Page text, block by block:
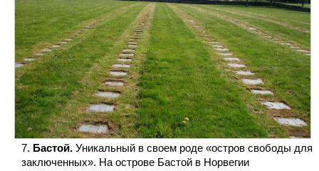
Бастой. Уникальный в своем роде «остров свободы для
заключенных». На острове Бастой в Норвегии